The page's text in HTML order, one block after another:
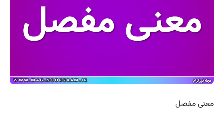
معنی مفصل